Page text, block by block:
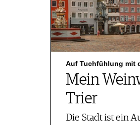
Auf Tuchfühlung mit
Mein
Trier
Die Stadt ist ein